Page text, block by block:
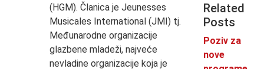
(HGM). Članica je Jeunesses
Musicales International (JMI) tj.
Međunarodne organizacije
glazbene mladeži, najveće
nevladine organizacije koja je
Related
Posts
Poziv za
nove